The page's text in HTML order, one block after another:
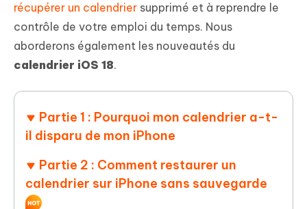
récupérer un calendrier supprimé et à reprendre le
contrôle de votre emploi du temps. Nous
aborderons également les nouveautés du
calendrier iOS 18.
Partie 1 : Pourquoi mon calendrier a-t-
il disparu de mon iPhone
Partie 2 : Comment restaurer un
calendrier sur iPhone sans sauvegarde